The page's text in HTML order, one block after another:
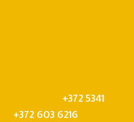
+372 5341
6216